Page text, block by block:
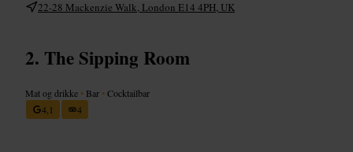
22-28 Mackenzie Walk, London E14 4PH, UK
The Sipping Room
Mat og drikke • Bar •Cocktailbar
4,1
4